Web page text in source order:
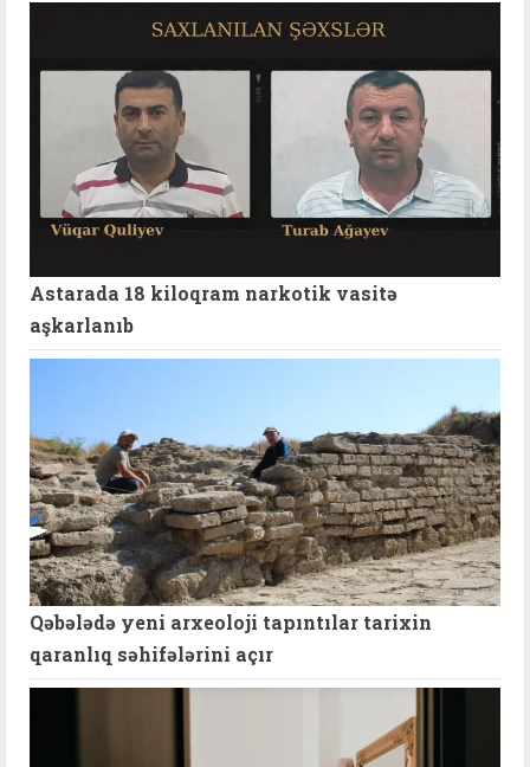
Astarada 18 kiloqram narkotik vasitə
aşkarlanıb
Qəbələdə yeni arxeoloji tapıntılar tarixin
qaranlıq səhifələrini açır